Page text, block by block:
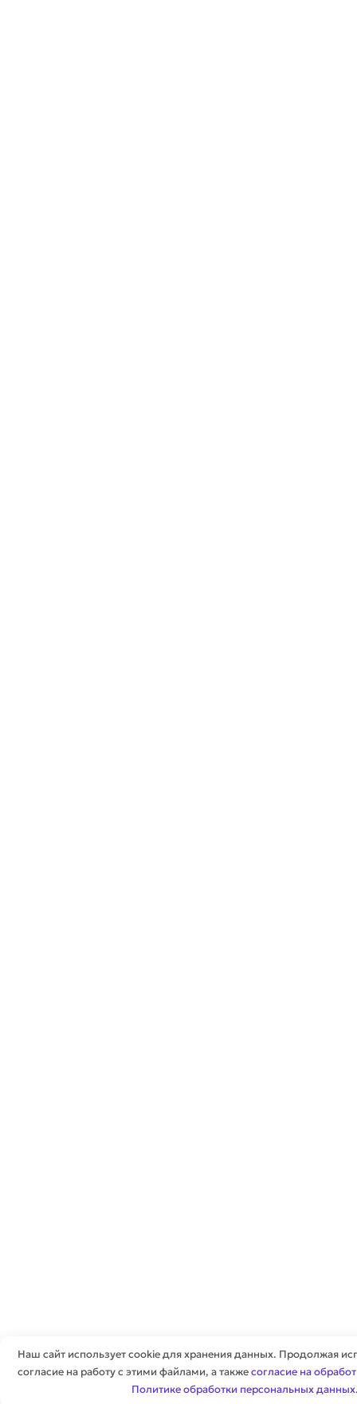
Наш сайт использует cookie для хранения данных. Продолжая
согласие на работу с этими файлами, а такжесогласие на
Политике обработки персональных данных